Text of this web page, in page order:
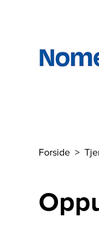
Forside